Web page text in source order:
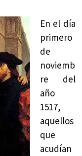
En el día
primero
de
noviemb
re del
año
1517,
aquellos
que
acudían